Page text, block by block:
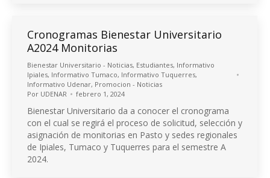
Cronogramas Bienestar Universitario
A2024 Monitorias
Bienestar Universitario - Noticias, Estudiantes, Informativo
Ipiales, Informativo Tumaco, Informativo Tuquerres,
Informativo Udenar, Promocion - Noticias
Por UDENAR febrero 1, 2024
Bienestar Universitario da a conocer el cronograma
con el cual se regirá el proceso de solicitud, selección y
asignación de monitorias en Pasto y sedes regionales
de Ipiales, Tumaco y Tuquerres para el semestre A
2024.